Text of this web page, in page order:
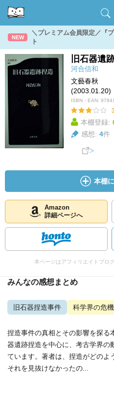
NEW
＼プレミアム会員限定／『
ト
旧石器遺
河合信和
文藝春秋
(2003.01.20)
ISBN・EAN:
本棚登録:
感想: 4件
本棚
Amazon
詳細ページへ
本ページはアフィリエイトプロ
みんなの感想まとめ
旧石器捏造事件 科学界の危機
捏造事件の真相とその影響を探る
器遺跡捏造を中心に、考古学界の
ています。著者は、捏造がどのよ
それを見抜けなかったの...